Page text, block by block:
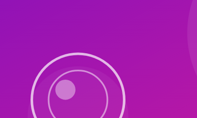
g — deflate edilip valize), cilt masaj topu (100 g). Bu 4